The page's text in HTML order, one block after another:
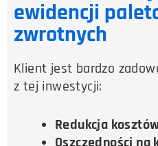
ewidencji
zwrotnych
Klient jest bardzo
z tej inwestycji:
Redukcja